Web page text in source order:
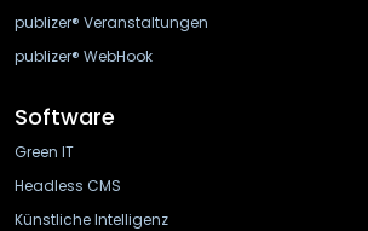
publizer® Veranstaltungen
publizer® WebHook
Software
Green IT
Headless CMS
Künstliche Intelligenz